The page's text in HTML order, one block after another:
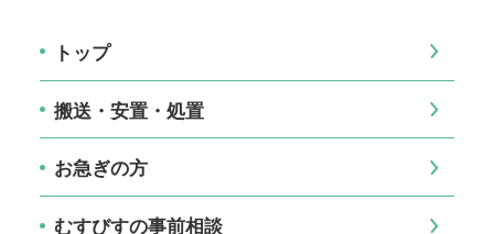
トップ
搬送・安置・処置
お急ぎの方
むすびすの事前相談